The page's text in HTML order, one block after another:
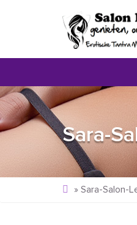
Sara-
» Sara-Salon-